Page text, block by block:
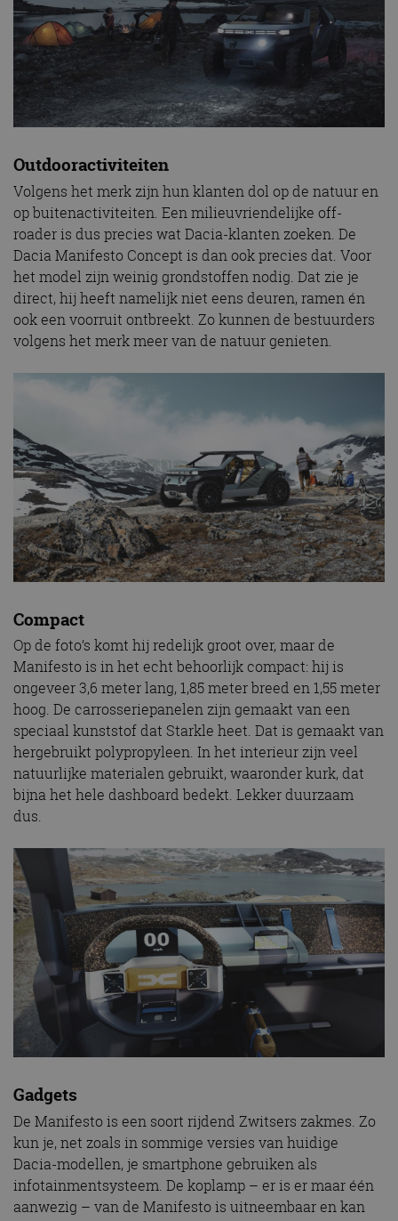
Outdooractiviteiten
Volgens het merk zijn hun klanten dol op de natuur en
op buitenactiviteiten. Een milieuvriendelijke off-
roader is dus precies wat Dacia-klanten zoeken. De
Dacia Manifesto Concept is dan ook precies dat. Voor
het model zijn weinig grondstoffen nodig. Dat zie je
direct, hij heeft namelijk niet eens deuren, ramen én
ook een voorruit ontbreekt. Zo kunnen de bestuurders
volgens het merk meer van de natuur genieten.
Compact
Op de foto’s komt hij redelijk groot over, maar de
Manifesto is in het echt behoorlijk compact: hij is
ongeveer 3,6 meter lang, 1,85 meter breed en 1,55 meter
hoog. De carrosseriepanelen zijn gemaakt van een
speciaal kunststof dat Starkle heet. Dat is gemaakt van
hergebruikt polypropyleen. In het interieur zijn veel
natuurlijke materialen gebruikt, waaronder kurk, dat
bijna het hele dashboard bedekt. Lekker duurzaam
dus.
Gadgets
De Manifesto is een soort rijdend Zwitsers zakmes. Zo
kun je, net zoals in sommige versies van huidige
Dacia-modellen, je smartphone gebruiken als
infotainmentsysteem. De koplamp – er is er maar één
aanwezig – van de Manifesto is uitneembaar en kan